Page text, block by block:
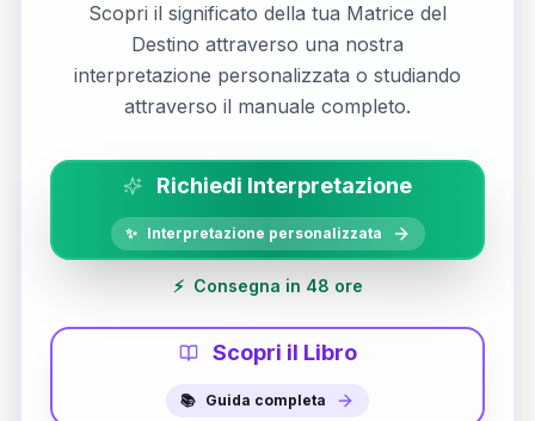
Scopri il significato della tua Matrice del
Destino attraverso una nostra
interpretazione personalizzata o studiando
attraverso il manuale completo.
Richiedi Interpretazione
✨ Interpretazione personalizzata
⚡ Consegna in 48 ore
Scopri il Libro
📚 Guida completa